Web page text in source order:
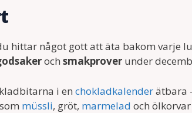
hittar något gott att äta bakom varje
och smakprover under
i en chokladkalenderätbara
müssli, gröt, marmelad och